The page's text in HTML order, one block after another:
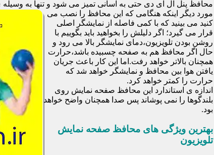
محافظ پنل ال ای دی حتی به آسانی تمیز می شود و تنها به وسیله
مورد دیگر اینکه هنگامی که این محافظ را نصب می
کنید می بینید که با کمی فاصله از نمایشگر اصلی
قرار می گیرد؛ اگر دلیلش را بخواهید باید بگوییم با
روشن بودن تلویزیون،دمای نمایشگر بالا می رود و
حال اگر محافظ هم به صفحه چسبیده باشد،حرارت
همچنان بالاتر خواهد رفت.اما این کار باعث جریان
یافتن هوا بین محافظ و نمایشگر خواهد شد که
حرارت را کمتر خواهد کرد.
اندازه ی استاندارد این محافظ صفحه نمایش روی
بلندگوها را نمی پوشاند پس صدا همچنان واضح خواهد
بود.
بهترین ویژگی های محافظ صفحه نمایش
تلویزیون